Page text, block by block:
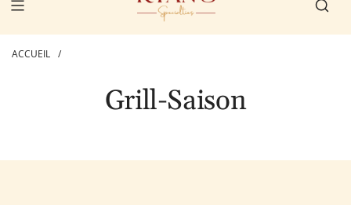
c
ACCUEIL /
Grill-Saison